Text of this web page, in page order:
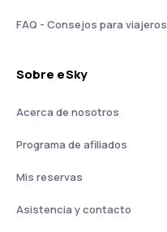
FAQ - Consejos para viajeros
Sobre eSky
Acerca de nosotros
Programa de afiliados
Mis reservas
Asistencia y contacto